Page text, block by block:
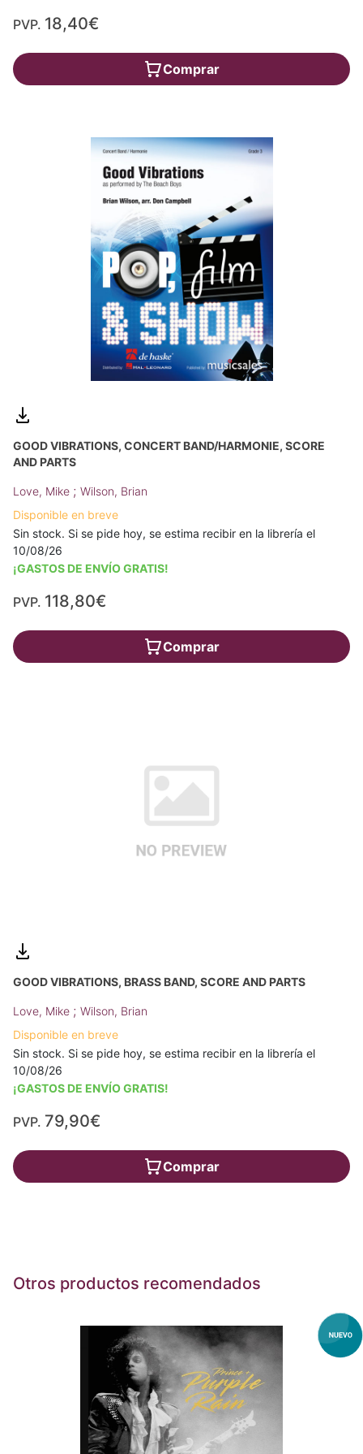
PVP. 18,40€
Comprar
GOOD VIBRATIONS, CONCERT BAND/HARMONIE, SCORE
AND PARTS
Love, Mike ; Wilson, Brian
Disponible en breve
Sin stock. Si se pide hoy, se estima recibir en la librería el
10/08/26
¡GASTOS DE ENVÍO GRATIS!
PVP. 118,80€
Comprar
GOOD VIBRATIONS, BRASS BAND, SCORE AND PARTS
Love, Mike ; Wilson, Brian
Disponible en breve
Sin stock. Si se pide hoy, se estima recibir en la librería el
10/08/26
¡GASTOS DE ENVÍO GRATIS!
PVP. 79,90€
Comprar
Otros productos recomendados